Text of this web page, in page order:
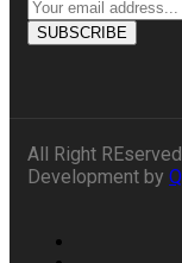
All Right REserved
Development by